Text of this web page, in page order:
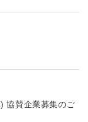
協賛企業募集のご